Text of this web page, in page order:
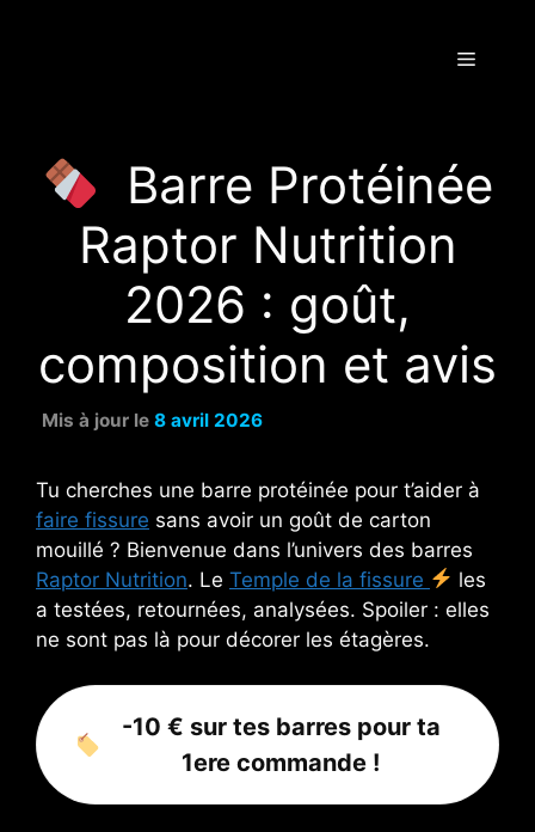
Menu
Barre Protéinée
Raptor Nutrition
2026 : goût,
composition et avis
8 avril 2026
Tu cherches une barre protéinée pour t’aider à
faire fissure sans avoir un goût de carton
mouillé ? Bienvenue dans l’univers des barres
Raptor Nutrition. Le Temple de la fissure
les
a testées, retournées, analysées. Spoiler : elles
ne sont pas là pour décorer les étagères.
-10 € sur tes barres pour ta
1ere commande !